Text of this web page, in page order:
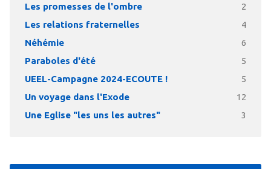
Les promesses de l'ombre 2
Les relations fraternelles 4
Néhémie 6
Paraboles d'été 5
UEEL-Campagne 2024-ECOUTE ! 5
Un voyage dans l'Exode 12
Une Eglise "les uns les autres" 3